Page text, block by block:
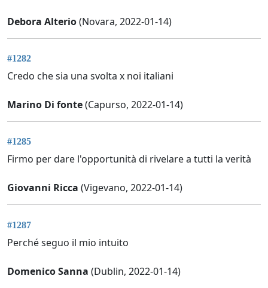
Debora Alterio(Novara, 2022-01-14)
#1282
Credo che sia una svolta x noi italiani
Marino Di fonte(Capurso, 2022-01-14)
#1285
Firmo per dare l'opportunità di rivelare a tutti la verità
Giovanni Ricca (Vigevano, 2022-01-14)
#1287
Perché seguo il mio intuito
Domenico Sanna (Dublin, 2022-01-14)